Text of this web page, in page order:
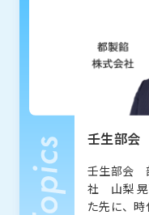
What’s
私たちについて
壬生部会
壬生部会
社 山梨
た先に、